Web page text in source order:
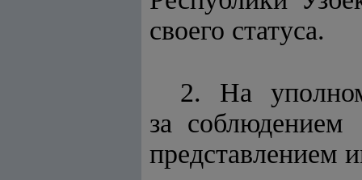
своего статуса.
2. На
за
представлением